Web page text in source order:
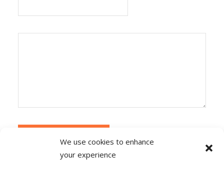
We use cookies to enhance
your experience
Ce site utilise Akismet pour réduire les